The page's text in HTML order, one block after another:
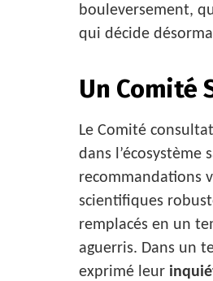
bouleversement,
qui décide
Un Comité
Le Comité
dans l’écosystème
recommandations
scientifiques
remplacés en un
aguerris. Dans un
exprimé leur